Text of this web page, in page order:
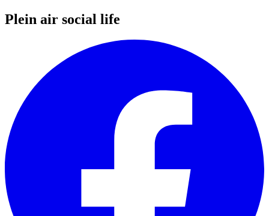
Plein air social life